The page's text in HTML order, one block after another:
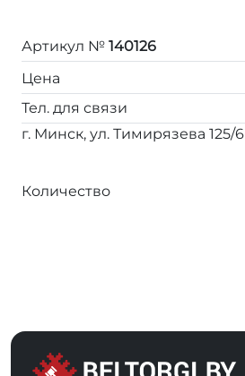
Артикул № 140126
Цена
Тел. для связи
г. Минск, ул. Тимирязева 125/6
Количество